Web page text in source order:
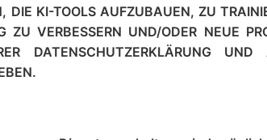
DIE KI-TOOLS AUFZUBAUEN, ZU
ZU VERBESSERN UND/ODER NEUE
DATENSCHUTZERKLÄRUNG